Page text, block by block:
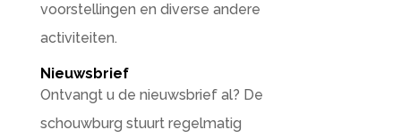
voorstellingen en diverse andere
activiteiten.
Nieuwsbrief
Ontvangt u de nieuwsbrief al? De
schouwburg stuurt regelmatig